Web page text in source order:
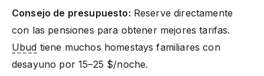
Consejo de presupuesto: Reserve directamente
con las pensiones para obtener mejores tarifas.
Ubud tiene muchos homestays familiares con
desayuno por 15–25 $/noche.